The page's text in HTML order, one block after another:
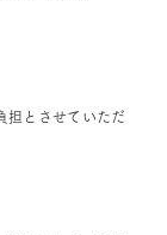
担とさせていただ